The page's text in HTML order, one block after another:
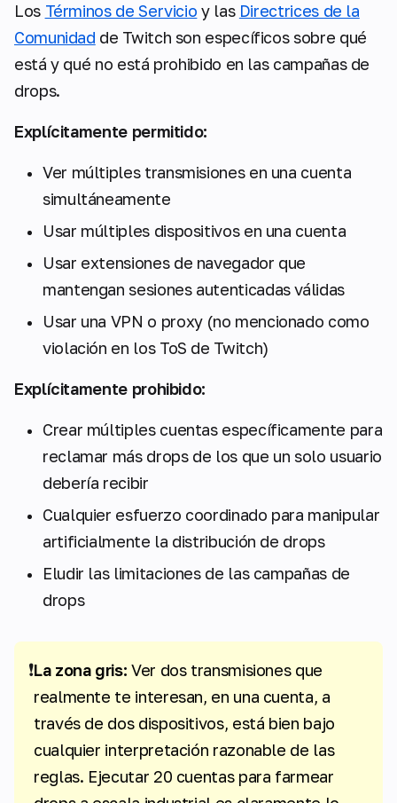
Los Términos de Servicio y las Directrices de la
Comunidad de Twitch son específicos sobre qué
está y qué no está prohibido en las campañas de
drops.
Explícitamente permitido:
Ver múltiples transmisiones en una cuenta
simultáneamente
Usar múltiples dispositivos en una cuenta
Usar extensiones de navegador que
mantengan sesiones autenticadas válidas
Usar una VPN o proxy (no mencionado como
violación en los ToS de Twitch)
Explícitamente prohibido:
Crear múltiples cuentas específicamente para
reclamar más drops de los que un solo usuario
debería recibir
Cualquier esfuerzo coordinado para manipular
artificialmente la distribución de drops
Eludir las limitaciones de las campañas de
drops
❗La zona gris: Ver dos transmisiones que
realmente te interesan, en una cuenta, a
través de dos dispositivos, está bien bajo
cualquier interpretación razonable de las
reglas. Ejecutar 20 cuentas para farmear